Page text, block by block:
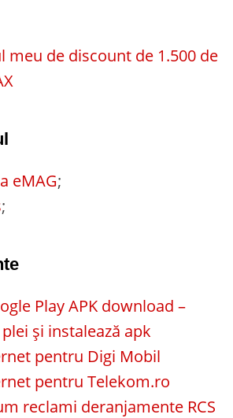
meu de discount de 1.500 de
eMAG;
;
Play APK download –
și instalează apk
pentru Digi Mobil
pentru Telekom.ro
reclami deranjamente RCS